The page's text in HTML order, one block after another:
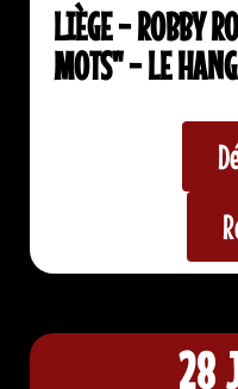
LIÈGE - ROBBY
MOTS" - LE
28